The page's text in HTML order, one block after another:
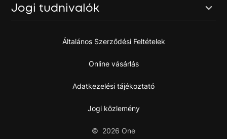
Jogi tudnivalók
Általános Szerződési Feltételek
Online vásárlás
Adatkezelési tájékoztató
Jogi közlemény
© 2026 One